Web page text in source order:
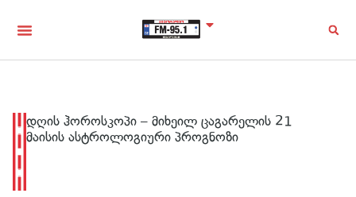
დღის ჰოროსკოპი – მიხეილ ცაგარელის 21
მაისის ასტროლოგიური პროგნოზი